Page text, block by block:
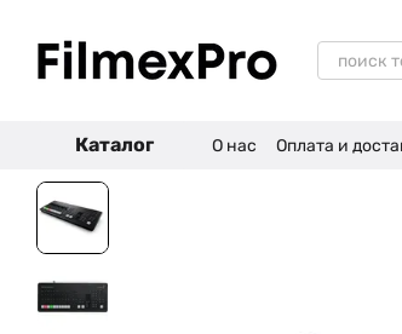
Каталог О нас Оплата и